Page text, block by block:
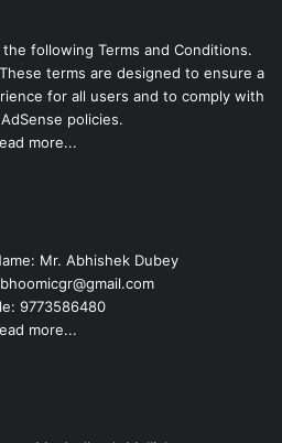
following Terms and Conditions.
terms are designed to ensure a
for all users and to comply with
policies.
more...
Mr. Abhishek Dubey
9773586480
more...